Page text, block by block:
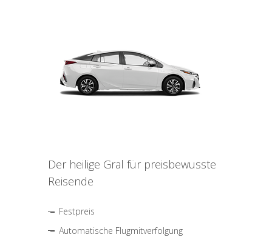
Der heilige Gral für preisbewusste
Reisende
Festpreis
Automatische Flugmitverfolgung